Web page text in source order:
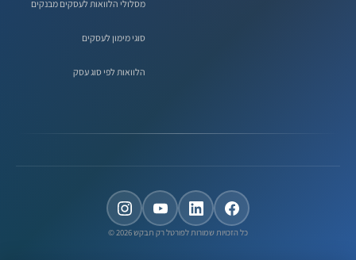
מסלולי הלוואות לעסקים מבנקים
סוגי מימון לעסקים
הלוואות לפי סוג עסק
כל הזכויות שמורות לפורטל רק תבקש 2026 ©